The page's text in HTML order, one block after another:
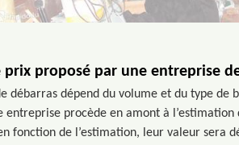
prix proposé par une entreprise
débarras dépend du volume et du type de
entreprise procède en amont à
fonction de l’estimation, leur valeur sera